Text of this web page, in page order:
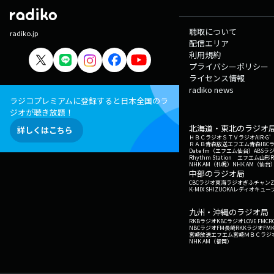
radiko.jp
ラジコプレミアムに登録すると日本全国のラ
ジオが聴き放題！
詳しくはこちら
聴取について
配信エリア
利用規約
プライバシーポリシー
ライセンス情報
radiko news
北海道・東北のラジオ
ＨＢＣラジオＳＴＶラジオAIR-G'
ＲＡＢ青森放送エフエム青森IBC
Date fm（エフエム仙台） ABSラ
Rhythm Station エフエム山形
NHK AM（札幌） NHK AM（仙台
中部のラジオ局
CBCラジオ東海ラジオぎふチャン
K-MIX SHIZUOKAレディオキュー
九州・沖縄のラジオ局
RKBラジオKBCラジオLOVE FM
NBCラジオFM長崎RKKラジオ
宮崎放送エフエム宮崎ＭＢＣラジ
NHK AM（福岡）